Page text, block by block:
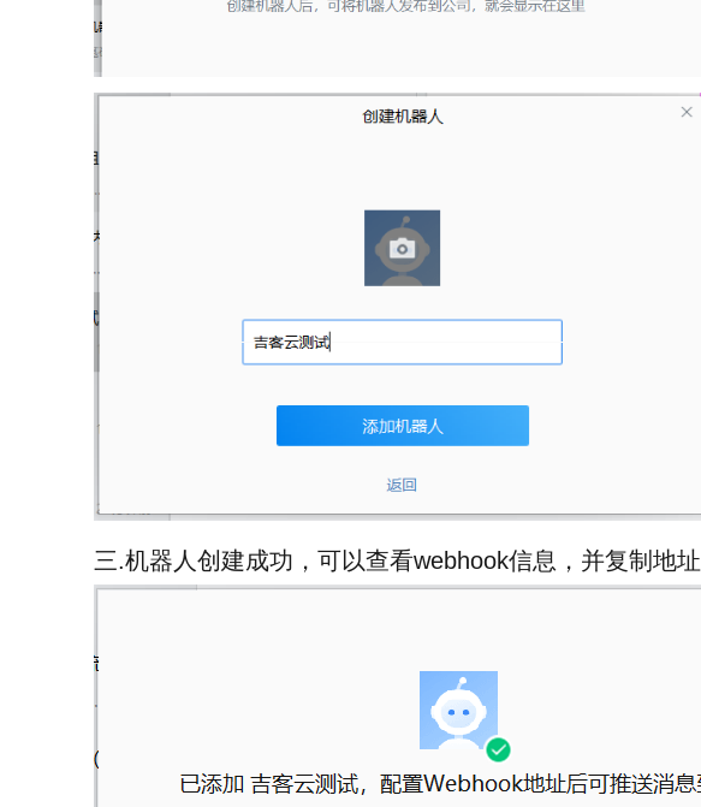
三.机器人创建成功，可以查看webhook信息，并复制地址